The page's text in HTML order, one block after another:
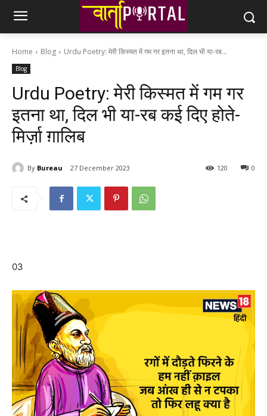
Home Blog Urdu Poetry: मेरी किस्मत में गम गर इतना था, दिल भी या-रब...
Blog
Urdu Poetry: मेरी किस्मत में गम गर
इतना था, दिल भी या-रब कई दिए होते-
मिर्ज़ा ग़ालिब
By Bureau 27 December 2023 0
120
03